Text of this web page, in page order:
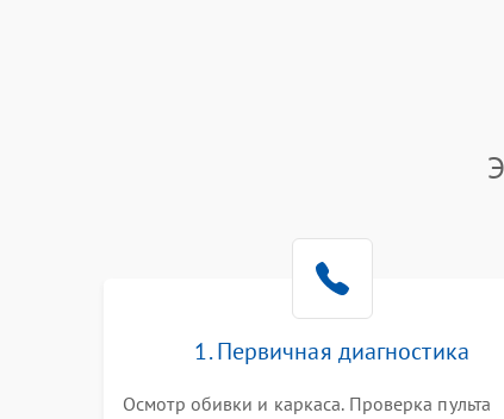
1. Первичная диагностика
Осмотр обивки и каркаса. Проверка пульта